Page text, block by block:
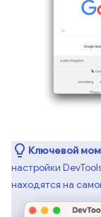
Ключевой
настройки
находятся на